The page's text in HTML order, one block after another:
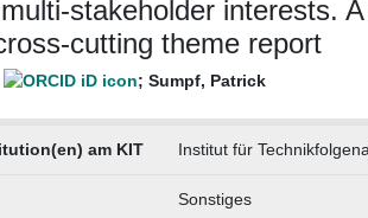
stakeholder interests.
cutting theme report
; Sumpf, Patrick
am KIT Institut für
Sonstiges